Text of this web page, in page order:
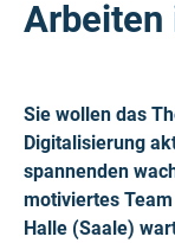
Startseite
Arbeiten
Sie wollen das
Digitalisierung
spannenden
motiviertes
Halle (Saale)